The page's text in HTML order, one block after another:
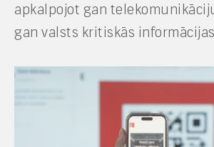
apkalpojot gan
gan valsts kritiskās